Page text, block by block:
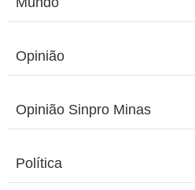
Opinião
Opinião Sinpro Minas
Política